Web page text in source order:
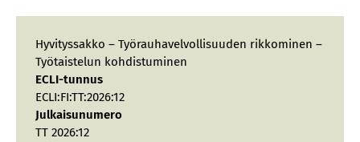
Hyvityssakko – Työrauhavelvollisuuden rikkominen –
Työtaistelun kohdistuminen
ECLI-tunnus
ECLI:FI:TT:2026:12
Julkaisunumero
TT 2026:12